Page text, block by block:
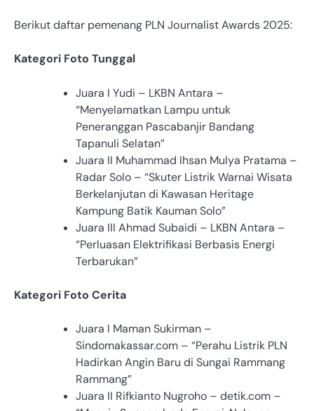
Berikut daftar pemenang PLN Journalist Awards 2025:
Kategori Foto Tunggal
Juara I Yudi – LKBN Antara –
“Menyelamatkan Lampu untuk
Peneranggan Pascabanjir Bandang
Tapanuli Selatan”
Juara II Muhammad Ihsan Mulya Pratama –
Radar Solo – “Skuter Listrik Warnai Wisata
Berkelanjutan di Kawasan Heritage
Kampung Batik Kauman Solo”
Juara III Ahmad Subaidi – LKBN Antara –
“Perluasan Elektrifikasi Berbasis Energi
Terbarukan”
Kategori Foto Cerita
Juara I Maman Sukirman –
Sindomakassar.com – “Perahu Listrik PLN
Hadirkan Angin Baru di Sungai Rammang
Rammang”
Juara II Rifkianto Nugroho – detik.com –